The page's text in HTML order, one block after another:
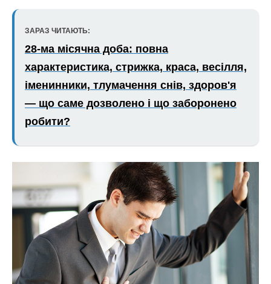
ЗАРАЗ ЧИТАЮТЬ:
28-ма місячна доба: повна
характеристика, стрижка, краса, весілля,
іменинники, тлумачення снів, здоров'я
— що саме дозволено і що заборонено
робити?